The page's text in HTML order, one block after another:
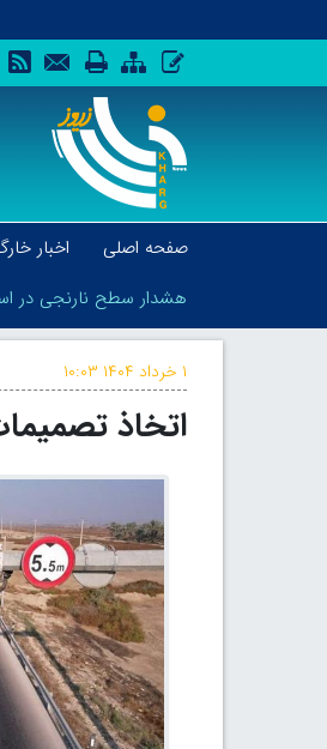
صفحه اصلی اخبار
هشدار سطح نارنجی در
هشدار سطح نارنجی در
۱ خرداد ۱۴۰۴ ۱۰:۰۳
اتخاذ